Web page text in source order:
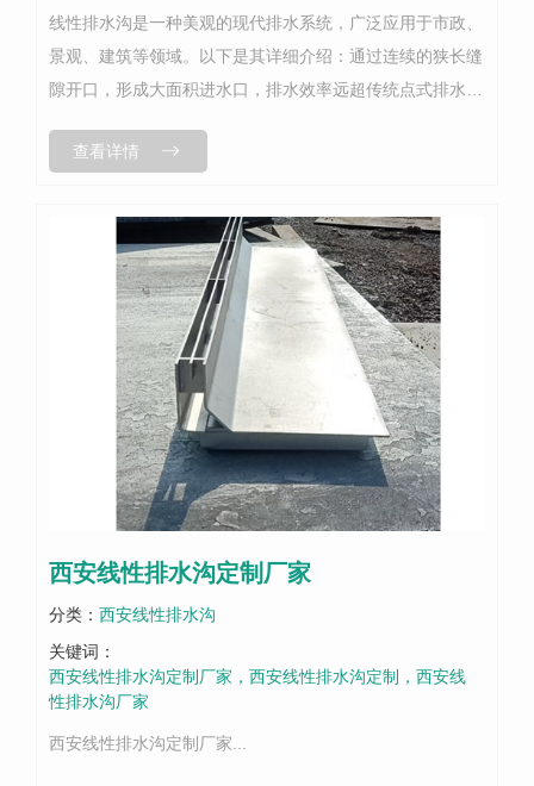
线性排水沟是一种美观的现代排水系统，广泛应用于市政、
景观、建筑等领域。以下是其详细介绍：通过连续的狭长缝
隙开口，形成大面积进水口，排水效率远超传统点式排水系
225.11L/s，能快速拦...
查看详情
西安线性排水沟定制厂家
分类： 西安线性排水沟
关键词：
西安线性排水沟定制厂家，西安线性排水沟定制，西安线
性排水沟厂家
西安线性排水沟定制厂家...